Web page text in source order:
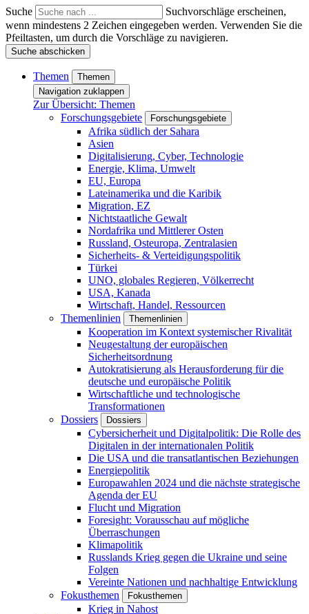
Suche
Suchvorschläge erscheinen,
wenn mindestens 2 Zeichen eingegeben werden. Verwenden Sie die
Pfeiltasten, um durch die Vorschläge zu navigieren.
Suche abschicken
Themen
Themen
Navigation zuklappen
Zur Übersicht: Themen
Forschungsgebiete
Forschungsgebiete
Afrika südlich der Sahara
Asien
Digitalisierung, Cyber, Technologie
Energie, Klima, Umwelt
EU, Europa
Lateinamerika und die Karibik
Migration, EZ
Nichtstaatliche Gewalt
Nordafrika und Mittlerer Osten
Russland, Osteuropa, Zentralasien
Sicherheits- & Verteidigungspolitik
Türkei
UNO, globales Regieren, Völkerrecht
USA, Kanada
Wirtschaft, Handel, Ressourcen
Themenlinien
Themenlinien
Kooperation im Kontext systemischer Rivalität
Neugestaltung der europäischen
Sicherheitsordnung
Autokratisierung als Herausforderung für die
deutsche und europäische Politik
Wirtschaftliche und technologische
Transformationen
Dossiers
Dossiers
Cybersicherheit und Digitalpolitik: Die Rolle des
Digitalen in der internationalen Politik
Die USA und die transatlantischen Beziehungen
Energiepolitik
Europawahlen 2024 und die nächste strategische
Agenda der EU
Flucht und Migration
Foresight: Vorausschau auf mögliche
Überraschungen
Klimapolitik
Russlands Krieg gegen die Ukraine und seine
Folgen
Vereinte Nationen und nachhaltige Entwicklung
Fokusthemen
Fokusthemen
Krieg in Nahost